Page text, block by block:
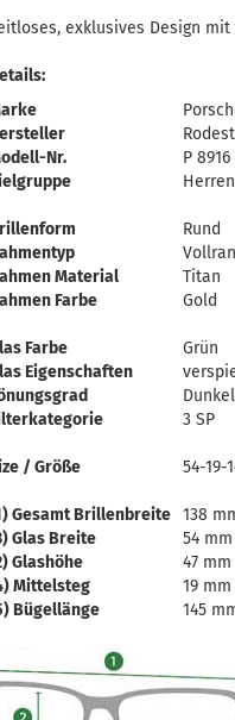
exklusives Design
Nr.
P 8916
Herren
Rund
Material
Titan
Farbe
Gold
Farbe
Grün
Eigenschaften
Dunkel
3 SP
/ Größe 54-19-
Gesamt Brillenbreite 138
Glas Breite
54 mm
Glashöhe
47 mm
Mittelsteg
19 mm
Bügellänge
145